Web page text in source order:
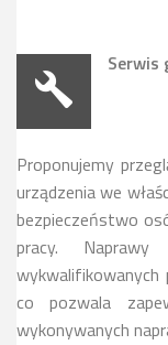
Serwis
Proponujemy
urządzenia we
bezpieczeństwo
pracy.
wykwalifikowanych
co pozwala
wykonywanych